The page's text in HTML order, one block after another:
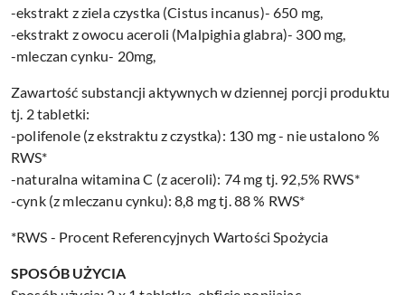
-ekstrakt z ziela czystka (Cistus incanus)- 650 mg,
-ekstrakt z owocu aceroli (Malpighia glabra)- 300 mg,
-mleczan cynku- 20mg,
Zawartość substancji aktywnych w dziennej porcji produktu
tj. 2 tabletki:
-polifenole (z ekstraktu z czystka): 130 mg - nie ustalono %
RWS*
-naturalna witamina C (z aceroli): 74 mg tj. 92,5% RWS*
-cynk (z mleczanu cynku): 8,8 mg tj. 88 % RWS*
*RWS - Procent Referencyjnych Wartości Spożycia
SPOSÓB UŻYCIA